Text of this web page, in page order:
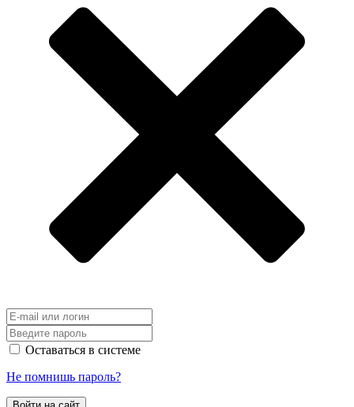
Оставаться в системе
Не помнишь пароль?